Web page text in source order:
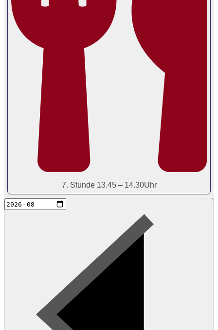
7. Stunde 13.45 – 14.30Uhr